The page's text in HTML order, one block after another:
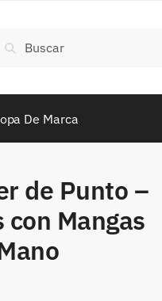
Buscar
De Marca
de Punto –
con Mangas